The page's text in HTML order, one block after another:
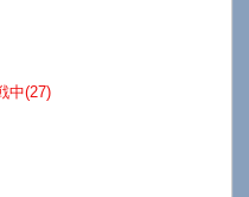
中(27)